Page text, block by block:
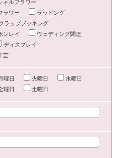
ャルフラワー
ラワー
ラッピング
ラップブッキング
ンレイ
ウェディング関連
ディスプレイ
芸
曜日 火曜日
水曜日
曜日 土曜日